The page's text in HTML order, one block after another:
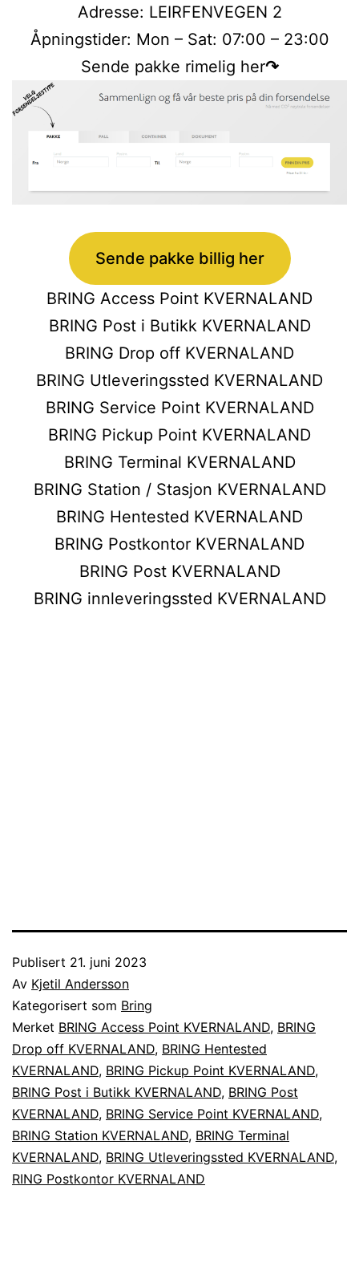
Adresse: LEIRFENVEGEN 2
Åpningstider: Mon – Sat: 07:00 – 23:00
Sende pakke rimelig her↷
Sende pakke billig her
BRING Access Point KVERNALAND
BRING Post i Butikk KVERNALAND
BRING Drop off KVERNALAND
BRING Utleveringssted KVERNALAND
BRING Service Point KVERNALAND
BRING Pickup Point KVERNALAND
BRING Terminal KVERNALAND
BRING Station / Stasjon KVERNALAND
BRING Hentested KVERNALAND
BRING Postkontor KVERNALAND
BRING Post KVERNALAND
BRING innleveringssted KVERNALAND
Publisert 21. juni 2023
Av Kjetil Andersson
Kategorisert som Bring
Merket BRING Access Point KVERNALAND, BRING
Drop off KVERNALAND, BRING Hentested
KVERNALAND, BRING Pickup Point KVERNALAND,
BRING Post i Butikk KVERNALAND, BRING Post
KVERNALAND, BRING Service Point KVERNALAND,
BRING Station KVERNALAND, BRING Terminal
KVERNALAND, BRING Utleveringssted KVERNALAND,
RING Postkontor KVERNALAND